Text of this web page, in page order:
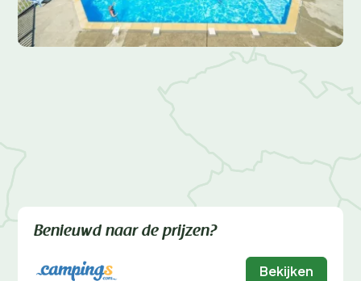
Benieuwd naar de prijzen?
Bekijken